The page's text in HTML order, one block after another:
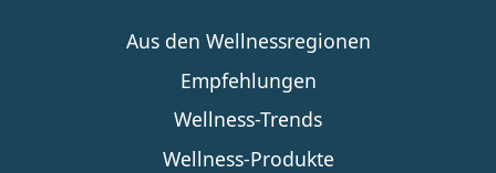
Aus den Wellnessregionen
Empfehlungen
Wellness-Trends
Wellness-Produkte